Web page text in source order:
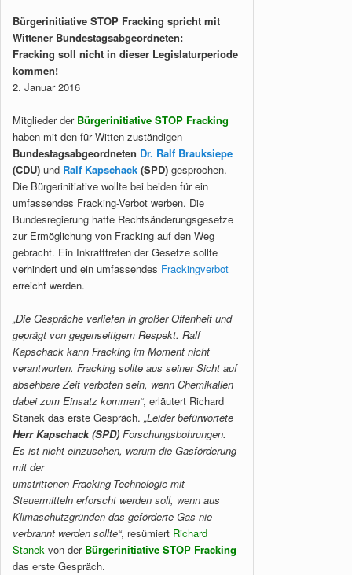
Bürgerinitiative STOP Fracking spricht mit
Wittener Bundestagsabgeordneten:
Fracking soll nicht in dieser Legislaturperiode
kommen!
2. Januar 2016
Mitglieder der Bürgerinitiative STOP Fracking
haben mit den für Witten zuständigen
Bundestagsabgeordneten Dr. Ralf Brauksiepe
(CDU) und Ralf Kapschack (SPD) gesprochen.
Die Bürgerinitiative wollte bei beiden für ein
umfassendes Fracking-Verbot werben. Die
Bundesregierung hatte Rechtsänderungsgesetze
zur Ermöglichung von Fracking auf den Weg
gebracht. Ein Inkrafttreten der Gesetze sollte
verhindert und ein umfassendes Frackingverbot
erreicht werden.
„Die Gespräche verliefen in großer Offenheit und
geprägt von gegenseitigem Respekt. Ralf
Kapschack kann Fracking im Moment nicht
verantworten. Fracking sollte aus seiner Sicht auf
absehbare Zeit verboten sein, wenn Chemikalien
dabei zum Einsatz kommen“, erläutert Richard
Stanek das erste Gespräch. „Leider befürwortete
Herr Kapschack (SPD) Forschungsbohrungen.
Es ist nicht einzusehen, warum die Gasförderung
mit der
umstrittenen Fracking-Technologie mit
Steuermitteln erforscht werden soll, wenn aus
Klimaschutzgründen das geförderte Gas nie
verbrannt werden sollte“, resümiert Richard
Stanek von der Bürgerinitiative STOP Fracking
das erste Gespräch.